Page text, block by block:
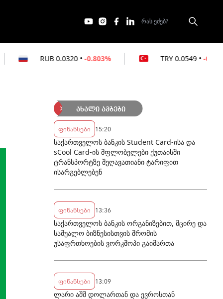
• -0.803% TRY • -0.364%
ახალი ამბები
ფინანსები 15:20
საქართველოს ბანკის Student Card-ისა და
sCool Card-ის მფლობელები ქუთაისში
ტრანსპორტზე შეღავათიანი ტარიფით
ისარგებლებენ
ფინანსები 13:36
საქართველოს ბანკის ორგანიზებით, მცირე და
საშუალო ბიზნესისთვის შრომის
უსაფრთხოების ვორკშოპი გაიმართა
ფინანსები 13:09
ლარი აშშ დოლართან და ევროსთან